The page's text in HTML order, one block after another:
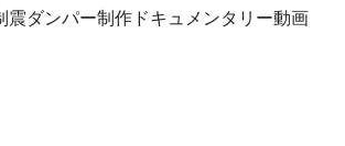
ダンパー制作ドキュメンタリー動画